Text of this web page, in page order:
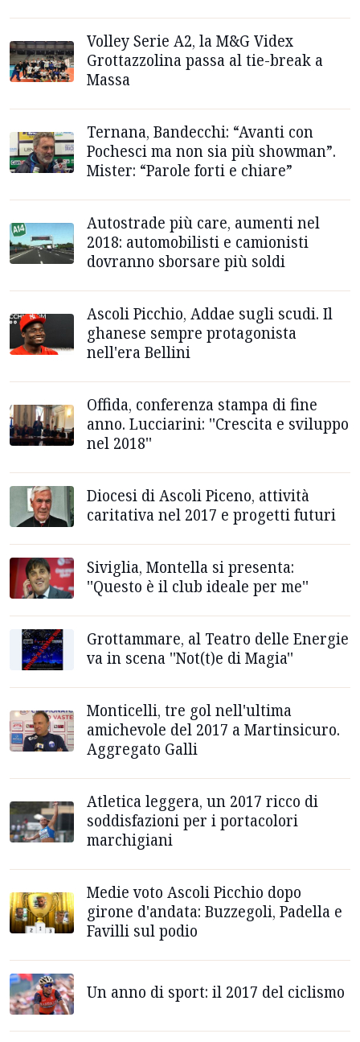
Volley Serie A2, la M&G Videx
Grottazzolina passa al tie-break a
Massa
Ternana, Bandecchi: “Avanti con
Pochesci ma non sia più showman”.
Mister: “Parole forti e chiare”
Autostrade più care, aumenti nel
2018: automobilisti e camionisti
dovranno sborsare più soldi
Ascoli Picchio, Addae sugli scudi. Il
ghanese sempre protagonista
nell'era Bellini
Offida, conferenza stampa di fine
anno. Lucciarini: ''Crescita e sviluppo
nel 2018''
Diocesi di Ascoli Piceno, attività
caritativa nel 2017 e progetti futuri
Siviglia, Montella si presenta:
''Questo è il club ideale per me''
Grottammare, al Teatro delle Energie
va in scena ''Not(t)e di Magia''
Monticelli, tre gol nell'ultima
amichevole del 2017 a Martinsicuro.
Aggregato Galli
Atletica leggera, un 2017 ricco di
soddisfazioni per i portacolori
marchigiani
Medie voto Ascoli Picchio dopo
girone d'andata: Buzzegoli, Padella e
Favilli sul podio
Un anno di sport: il 2017 del ciclismo